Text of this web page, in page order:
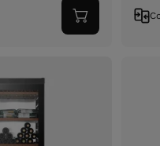
Adicionar
ao